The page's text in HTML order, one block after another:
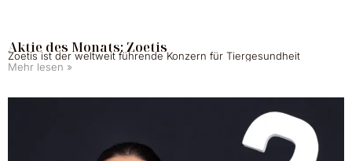
Aktie des Monats: Zoetis
Zoetis ist der weltweit führende Konzern für Tiergesundheit
Mehr lesen »